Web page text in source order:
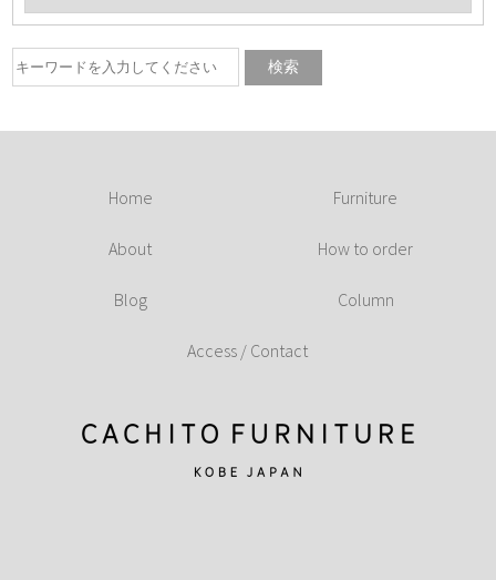
Home Furniture
About How to order
Blog Column
Access / Contact